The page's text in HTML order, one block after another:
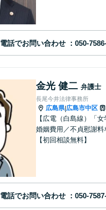
電話でお問い合わせ
金光 健二 弁護士
長尾今井法律事務所
広島県|広島市中区
【広電（白島線）「
婚姻費用／不貞慰謝
【初回相談無料】
電話でお問い合わせ